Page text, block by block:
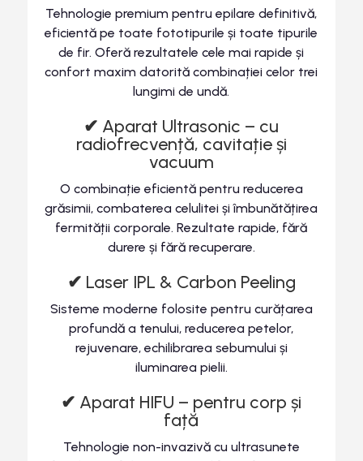
Tehnologie premium pentru epilare definitivă,
eficientă pe toate fototipurile și toate tipurile
de fir. Oferă rezultatele cele mai rapide și
confort maxim datorită combinației celor trei
lungimi de undă.
✔ Aparat Ultrasonic – cu
radiofrecvență, cavitație și
vacuum
O combinație eficientă pentru reducerea
grăsimii, combaterea celulitei și îmbunătățirea
fermității corporale. Rezultate rapide, fără
durere și fără recuperare.
✔ Laser IPL & Carbon Peeling
Sisteme moderne folosite pentru curățarea
profundă a tenului, reducerea petelor,
rejuvenare, echilibrarea sebumului și
iluminarea pielii.
✔ Aparat HIFU – pentru corp și
față
Tehnologie non-invazivă cu ultrasunete